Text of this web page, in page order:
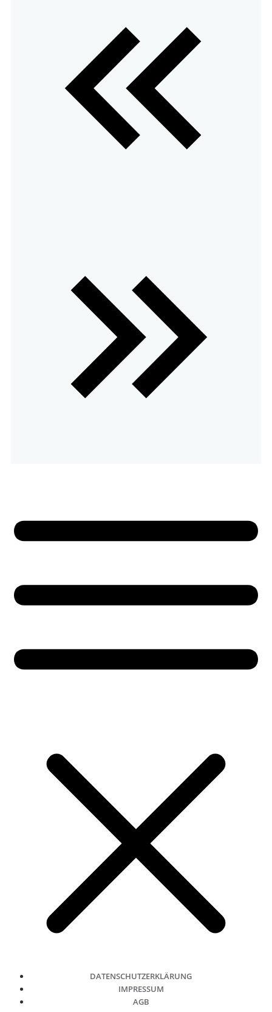
DATENSCHUTZERKLÄRUNG
IMPRESSUM
AGB